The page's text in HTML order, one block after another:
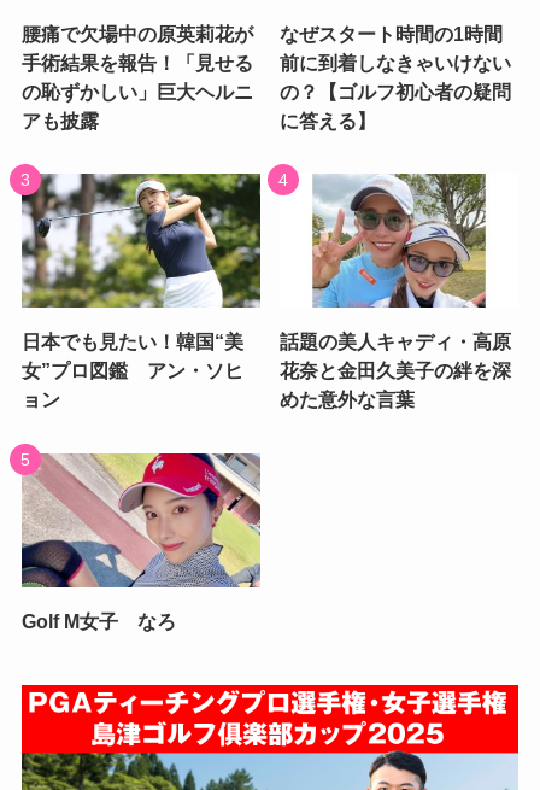
腰痛で欠場中の原英莉花が
手術結果を報告！「見せる
の恥ずかしい」巨大ヘルニ
アも披露
なぜスタート時間の1時間
前に到着しなきゃいけない
の？【ゴルフ初心者の疑問
に答える】
日本でも見たい！韓国“美
女”プロ図鑑 アン・ソヒ
ョン
話題の美人キャディ・高原
花奈と金田久美子の絆を深
めた意外な言葉
Golf M女子 なろ